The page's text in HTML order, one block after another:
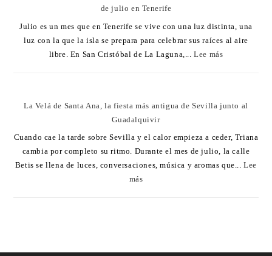
de julio en Tenerife
Julio es un mes que en Tenerife se vive con una luz distinta, una
luz con la que la isla se prepara para celebrar sus raíces al aire
libre. En San Cristóbal de La Laguna,...Lee más
La Velá de Santa Ana, la fiesta más antigua de Sevilla junto al
Guadalquivir
Cuando cae la tarde sobre Sevilla y el calor empieza a ceder, Triana
cambia por completo su ritmo. Durante el mes de julio, la calle
Betis se llena de luces, conversaciones, música y aromas que...Lee
más